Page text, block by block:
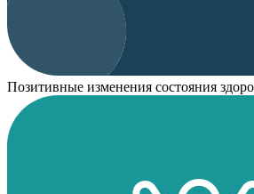
Позитивные изменения состояния